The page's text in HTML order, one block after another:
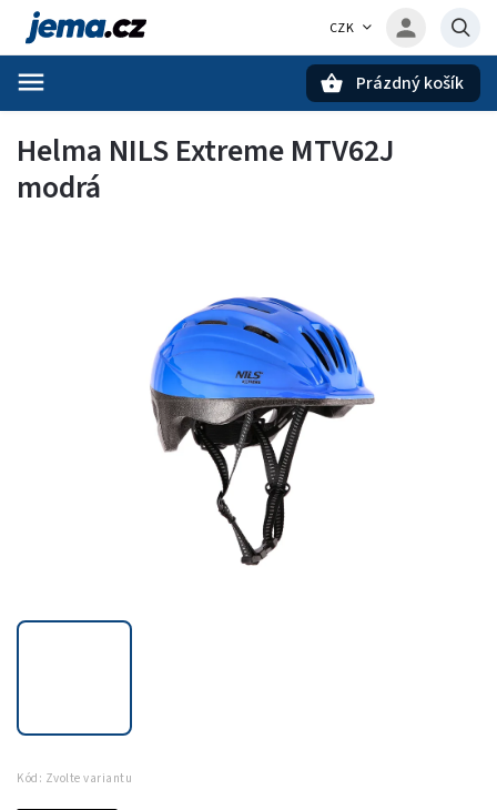
CZK
Prázdný košík
Helma NILS Extreme MTV62J
modrá
Kód: Zvolte variantu